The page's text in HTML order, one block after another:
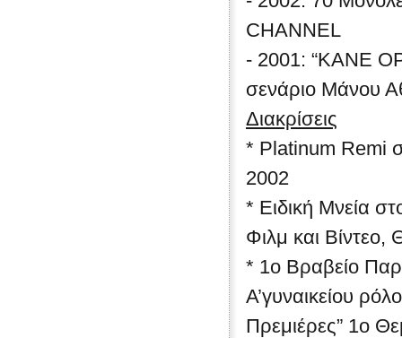
CHANNEL
- 2001: “ΚΑΝΕ
σενάριο Μάνου
Διακρίσεις
* Platinum Remi
* Ειδική Μνεία
Φιλμ και Βίντεο,
* 1ο Βραβείο
Α’γυναικείου
Πρεμιέρες” 1ο